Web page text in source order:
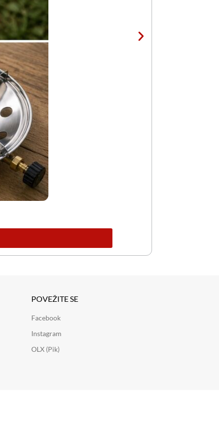
POVEŽITE SE
Facebook
Instagram
OLX (Pik)